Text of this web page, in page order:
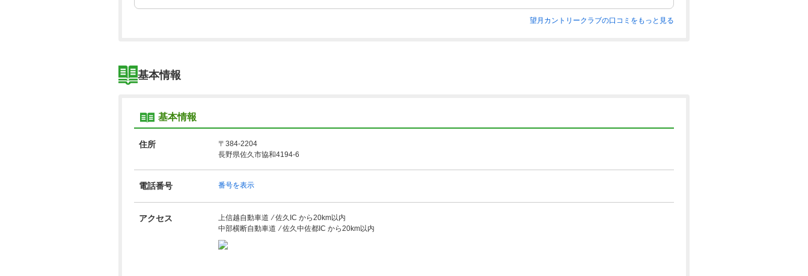
望月カントリークラブの口コミをもっと見る
基本情報
基本情報
住所
〒384-2204
長野県佐久市協和4194-6
電話番号 番号を表示
アクセス
上信越自動車道 ⁄ 佐久IC から20km以内
中部横断自動車道 ⁄ 佐久中佐都IC から20km以内